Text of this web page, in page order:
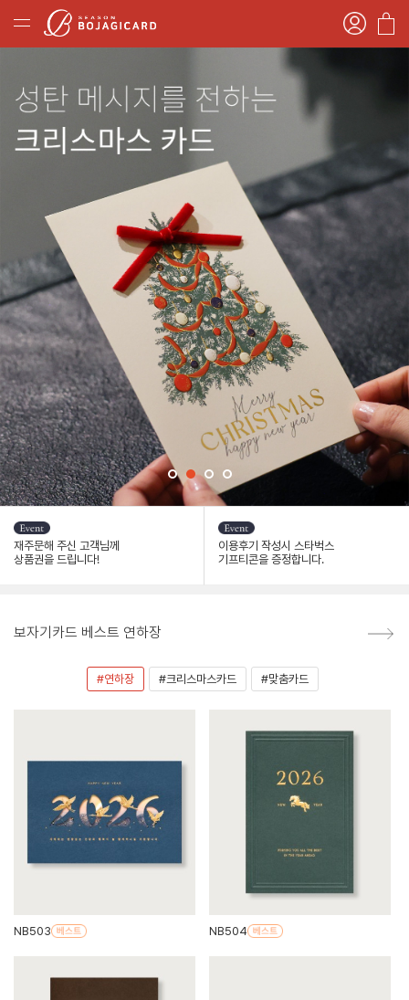
재주문해 주신 고객님께
상품권을 드립니다!
이용후기 작성시 스타벅스
기프티콘을 증정합니다.
보자기카드 베스트 연하장
#연하장 #크리스마스카드 #맞춤카드
NB503 NB504